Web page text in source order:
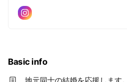
Basic info